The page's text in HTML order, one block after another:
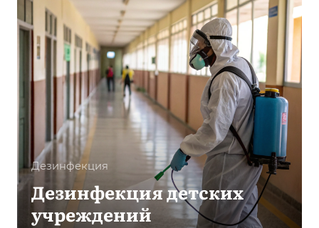
Дезинфекция
Дезинфекция детских
учреждений